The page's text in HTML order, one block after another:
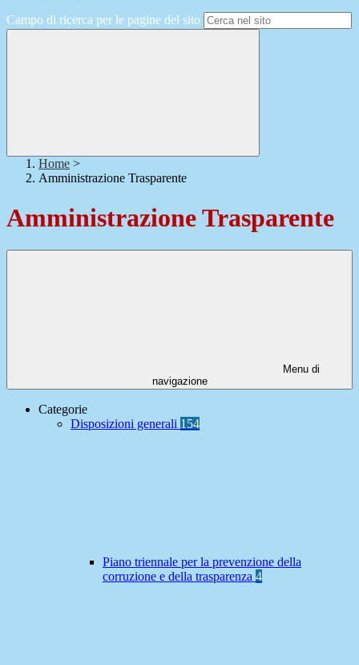
Campo di ricerca per le pagine del sito
Home >
Amministrazione Trasparente
Amministrazione Trasparente
Menu di
navigazione
Categorie
Disposizioni generali 154
Piano triennale per la prevenzione della
corruzione e della trasparenza 4